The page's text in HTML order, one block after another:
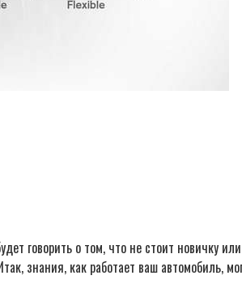
говорить о том, что не стоит новичку
знания, как работает ваш автомобиль,